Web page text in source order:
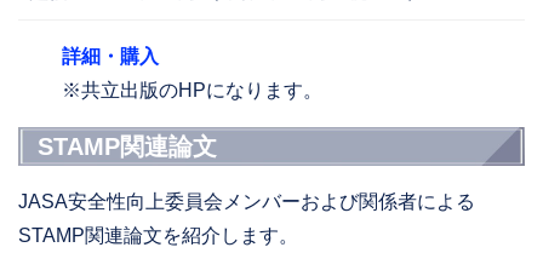
詳細・購入
※共立出版のHPになります。
STAMP関連論文
JASA安全性向上委員会メンバーおよび関係者による
STAMP関連論文を紹介します。